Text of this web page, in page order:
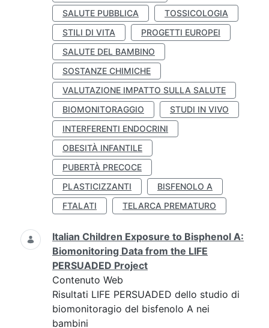
SALUTE PUBBLICA
TOSSICOLOGIA
STILI DI VITA
PROGETTI EUROPEI
SALUTE DEL BAMBINO
SOSTANZE CHIMICHE
VALUTAZIONE IMPATTO SULLA SALUTE
BIOMONITORAGGIO
STUDI IN VIVO
INTERFERENTI ENDOCRINI
OBESITÀ INFANTILE
PUBERTÀ PRECOCE
PLASTICIZZANTI
BISFENOLO A
FTALATI
TELARCA PREMATURO
Italian Children Exposure to Bisphenol A:
Biomonitoring Data from the LIFE
PERSUADED Project
Contenuto Web
Risultati LIFE PERSUADED dello studio di
biomonitoragio del bisfenolo A nei
bambini